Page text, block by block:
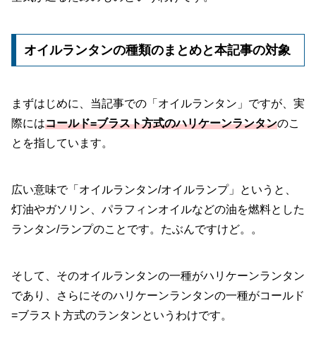
オイルランタンの種類のまとめと本記事の対象
まずはじめに、当記事での「オイルランタン」ですが、実
際にはコールド=ブラスト方式のハリケーンランタンのこ
とを指しています。
広い意味で「オイルランタン/オイルランプ」というと、
灯油やガソリン、パラフィンオイルなどの油を燃料とした
ランタン/ランプのことです。たぶんですけど。。
そして、そのオイルランタンの一種がハリケーンランタン
であり、さらにそのハリケーンランタンの一種がコールド
=ブラスト方式のランタンというわけです。